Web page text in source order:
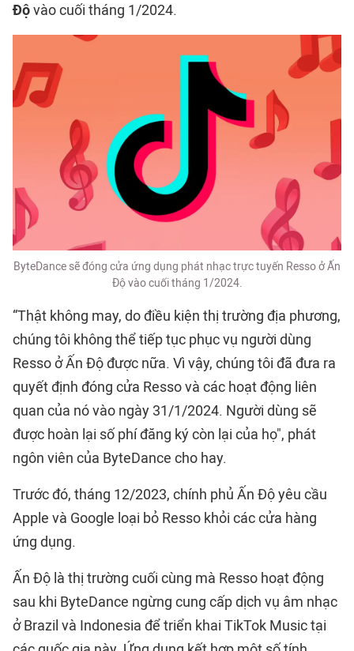
Độvào cuối tháng 1/2024.
ByteDance sẽ đóng cửa ứng dụng phát nhạc trực tuyến Resso ở Ấn
Độ vào cuối tháng 1/2024.
“Thật không may, do điều kiện thị trường địa phương,
chúng tôi không thể tiếp tục phục vụ người dùng
Resso ở Ấn Độ được nữa. Vì vậy, chúng tôi đã đưa ra
quyết định đóng cửa Resso và các hoạt động liên
quan của nó vào ngày 31/1/2024. Người dùng sẽ
được hoàn lại số phí đăng ký còn lại của họ", phát
ngôn viên của ByteDance cho hay.
Trước đó, tháng 12/2023, chính phủ Ấn Độ yêu cầu
Apple và Google loại bỏ Resso khỏi các cửa hàng
ứng dụng.
Ấn Độ là thị trường cuối cùng mà Resso hoạt động
sau khi ByteDance ngừng cung cấp dịch vụ âm nhạc
ở Brazil và Indonesia để triển khai TikTok Music tại